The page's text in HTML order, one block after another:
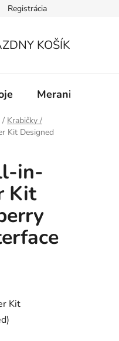
ochrany osobných údajov
Registrácia
KOŠÍK
Meranie -
/ Krabičky /
Kit Designed
in-
Kit
Kit